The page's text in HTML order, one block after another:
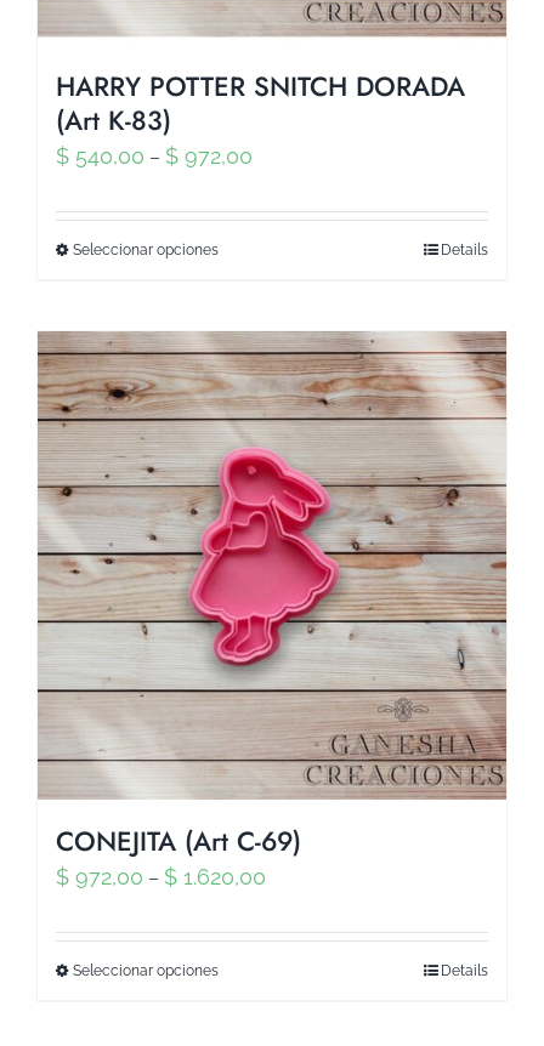
HARRY POTTER SNITCH DORADA
(Art K-83)
$ 540,00 – $ 972,00
Seleccionar opciones Details
CONEJITA (Art C-69)
$ 972,00 – $ 1.620,00
Seleccionar opciones Details